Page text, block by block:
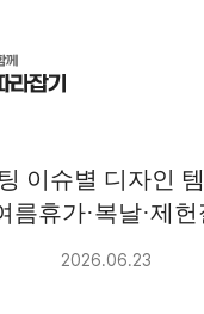
이슈별 디자인
름휴가·복날·제헌
2026.06.23